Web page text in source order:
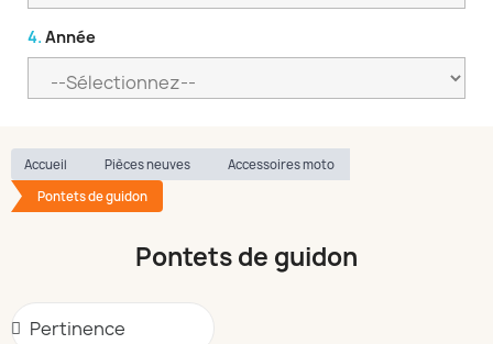
4. Année
Accueil Pièces neuves
Accessoires moto
Pontets de guidon
Pontets de guidon